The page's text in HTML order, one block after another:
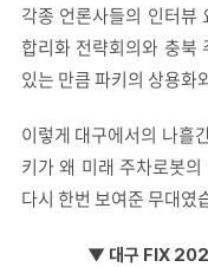
각종 언론사들의 인터뷰
합리화 전략회의와 충북
있는 만큼 파키의 상용화
이렇게 대구에서의 나흘
키가 왜 미래 주차로봇
다시 한번 보여준 무대였
▼ 대구 FIX